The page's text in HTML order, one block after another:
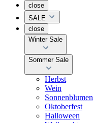
close
SALE
close
Winter Sale
Sommer Sale
Herbst
Wein
Sonnenblumen
Oktoberfest
Halloween